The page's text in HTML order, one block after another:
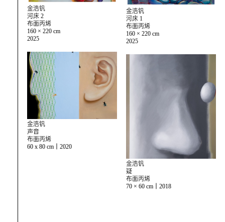
金浩钒
河床 2
布面丙烯
160 × 220 cm
2025
金浩钒
河床 1
布面丙烯
160 × 220 cm
2025
金浩钒
声音
布面丙烯
60 x 80 cm｜2020
金浩钒
疑
布面丙烯
70 × 60 cm｜2018